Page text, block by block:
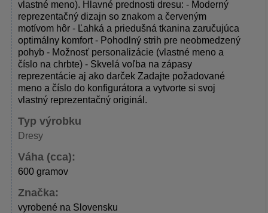
vlastné meno). Hlavné prednosti dresu: - Moderný
reprezentačný dizajn so znakom a červeným
motívom hôr - Ľahká a priedušná tkanina zaručujúca
optimálny komfort - Pohodlný strih pre neobmedzený
pohyb - Možnosť personalizácie (vlastné meno a
číslo na chrbte) - Skvelá voľba na zápasy
reprezentácie aj ako darček Zadajte požadované
meno a číslo do konfigurátora a vytvorte si svoj
vlastný reprezentačný originál.
Typ výrobku
Dresy
Váha (cca):
600 gramov
Značka:
vyrobené na Slovensku